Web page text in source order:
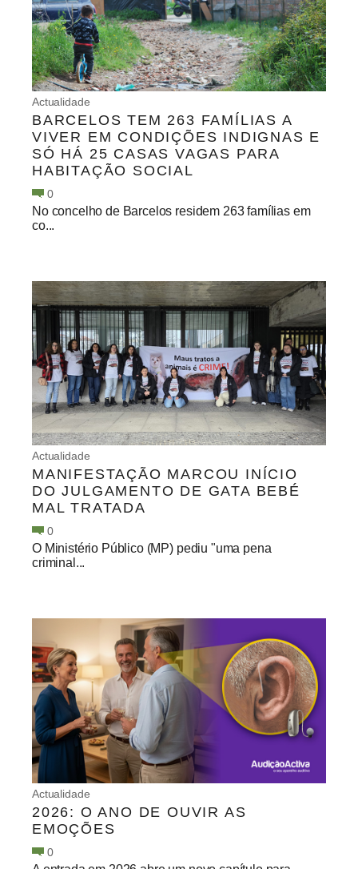
Actualidade
BARCELOS TEM 263 FAMÍLIAS A
VIVER EM CONDIÇÕES INDIGNAS E
SÓ HÁ 25 CASAS VAGAS PARA
HABITAÇÃO SOCIAL
0
No concelho de Barcelos residem 263 famílias em
co...
Actualidade
MANIFESTAÇÃO MARCOU INÍCIO
DO JULGAMENTO DE GATA BEBÉ
MAL TRATADA
0
O Ministério Público (MP) pediu "uma pena
criminal...
Actualidade
2026: O ANO DE OUVIR AS
EMOÇÕES
0